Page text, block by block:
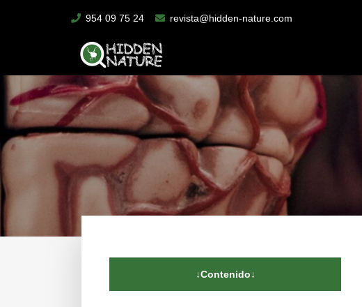
954 09 75 24 revista@hidden-nature.com
↓Contenido↓